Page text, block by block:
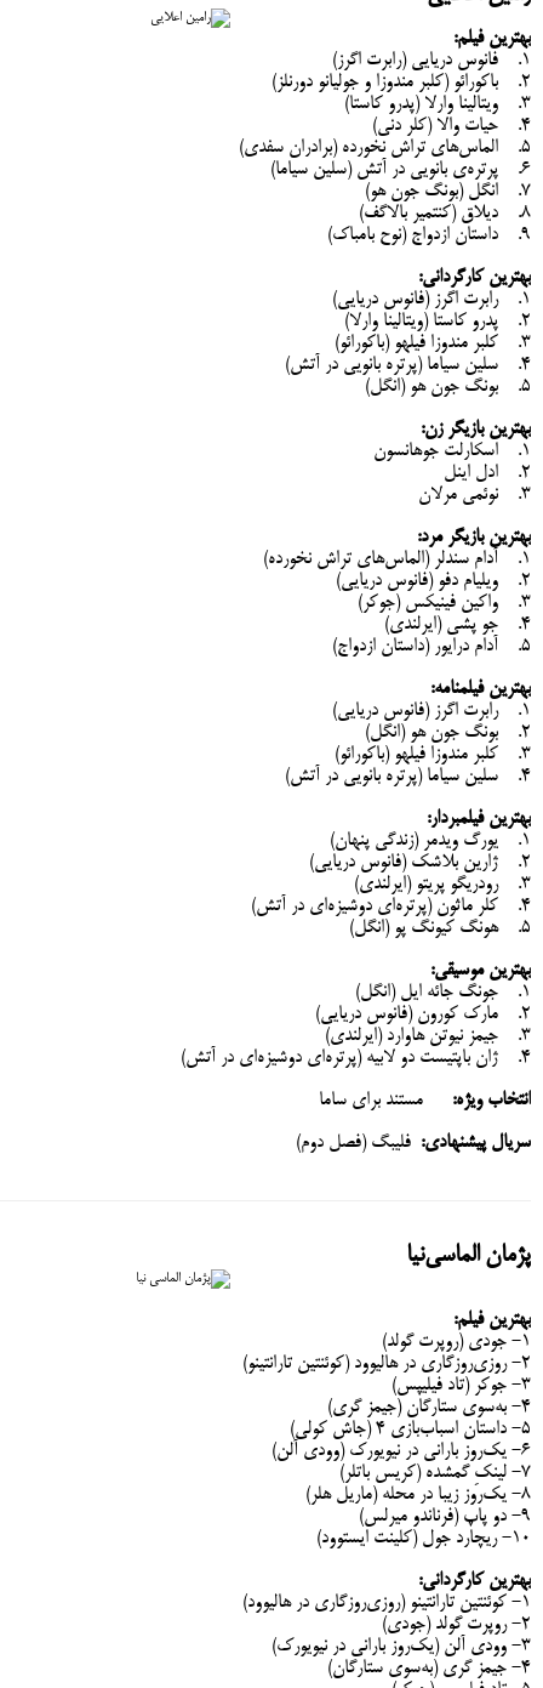
بهترین فیلم:
1. فانوس دریایی (رابرت اگرز)
2. باکورائو (کلبر مندوزا و جولیانو دورنلز)
3. ویتالینا وارلا (پدرو کاستا)
4. حیات والا (کلر دنی)
5. الماس‌های تراش نخورده (برادران سفدی)
6. پرتره‌ی بانویی در آتش (سلین سیاما)
7. انگل (بونگ جون هو)
8. دیلاق (کنتمیر بالاگف)
9. داستان ازدواج (نوح بامباک)
بهترین کارگردانی:
1. رابرت اگرز (فانوس دریایی)
2. پدرو کاستا (ویتالینا وارلا)
3. کلبر مندوزا فیلهو (باکورائو)
4. سلین سیاما (پرتره بانویی در آتش)
5. بونگ جون هو (انگل)
بهترین بازیگر زن:
1. اسکارلت جوهانسون
2. ادل اینل
3. نوئمی مرلان
بهترین بازیگر مرد:
1. آدام سندلر (الماس‌های تراش نخورده)
2. ویلیام دفو (فانوس دریایی)
3. واکین فینیکس (جوکر)
4. جو پشی (ایرلندی)
5. آدام درایور (داستان ازدواج)
بهترین فیلمنامه:
1. رابرت اگرز (فانوس دریایی)
2. بونگ جون هو (انگل)
3. کلبر مندوزا فیلهو (باکورائو)
4. سلین سیاما (پرتره بانویی در آتش)
بهترین فیلمبردار:
1. یورگ ویدمر (زندگی پنهان)
2. ژارین بلاشک (فانوس دریایی)
3. رودریگو پریتو (ایرلندی)
4. کلر ماثون (پرتره‌ای دوشیزه‌ای در آتش)
5. هونگ کیونگ پو (انگل)
بهترین موسیقی:
1. جونگ جائه ایل (انگل)
2. مارک کورون (فانوس دریایی)
3. جیمز نیوتن هاوارد (ایرلندی)
4. ژان باپتیست دو لابیه (پرتره‌ای دوشیزه‌ای در آتش)
انتخاب ویژه: مستند برای ساما
سریال پیشنهادی: فلیبگ (فصل دوم)
پژمان الماسی‌نیا
بهترین فیلم:
۱- جودی (روپرت گولد)
۲- روزی‌روزگاری در هالیوود (کوئنتین تارانتینو)
۳- جوکر (تاد فیلیپس)
۴- به‌سوی ستارگان (جیمز گری)
۵- داستان اسباب‌بازی ۴ (جاش کولی)
۶- یک‌روز بارانی در نیویورک (وودی آلن)
۷- لینکِ گمشده (کریس باتلر)
۸- یک‌روز زیبا در محله (ماریل هلر)
۹- دو پاپ (فرناندو میرلس)
۱۰- ریچارد جول (کلینت ایستوود)
بهترین کارگردانی:
۱- کوئنتین تارانتینو (روزی‌روزگاری در هالیوود)
۲- روپرت گولد (جودی)
۳- وودی آلن (یک‌روز بارانی در نیویورک)
۴- جیمز گری (به‌سوی ستارگان)